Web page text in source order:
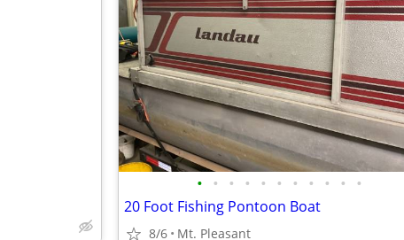
• • • • • • • • • • •
20 Foot Fishing Pontoon Boat
8/6 Mt. Pleasant